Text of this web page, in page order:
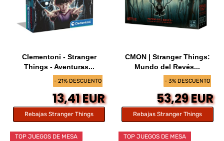
- 21% DESCUENTO
Clementoni - Stranger
Things - Aventuras...
13,41 EUR
Rebajas Stranger Things
- 3% DESCUENTO
CMON | Stranger Things:
Mundo del Revés...
53,29 EUR
Rebajas Stranger Things
TOP JUEGOS DE MESA TOP JUEGOS DE MESA